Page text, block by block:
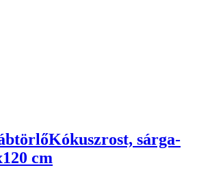
Kókuszrost, sárga-
cm